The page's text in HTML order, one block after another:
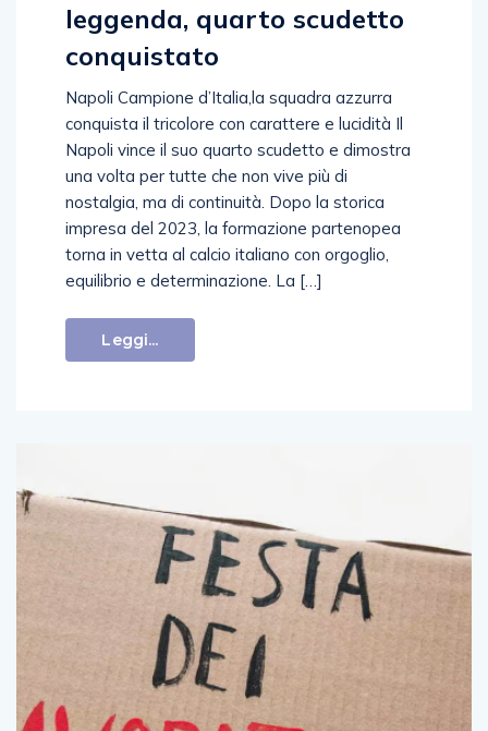
leggenda, quarto scudetto
conquistato
Napoli Campione d’Italia,la squadra azzurra
conquista il tricolore con carattere e lucidità Il
Napoli vince il suo quarto scudetto e dimostra
una volta per tutte che non vive più di
nostalgia, ma di continuità. Dopo la storica
impresa del 2023, la formazione partenopea
torna in vetta al calcio italiano con orgoglio,
equilibrio e determinazione. La […]
Leggi...